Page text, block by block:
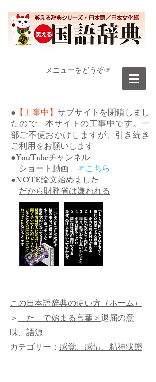
​メニューをどうぞ☞
● 【工事中】サブサイトを閉鎖しまし
たので、本サイトの工事中です。一
部ご不便おかけしますが、引き続き
ご利用をお願いします
●YouTubeチャンネル
ショート動画 ☞こちら
●NOTE論文始めました
だから財務省は嫌われる
この日本語辞典の使い方（ホーム）
＞「た」で始まる言葉＞退屈の意
味、語源
カテゴリー： 感覚、感情、精神状態